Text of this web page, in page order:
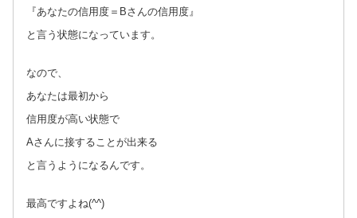
『あなたの信用度＝Bさんの信用度』
と言う状態になっています。
なので、
あなたは最初から
信用度が高い状態で
Aさんに接することが出来る
と言うようになるんです。
最高ですよね(^^)